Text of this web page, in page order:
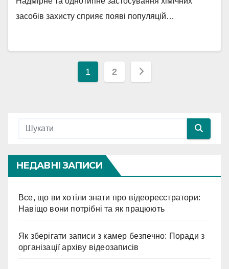
засобів захисту сприяє появі популяцій…
Навігація
1 2
НЕДАВНІ ЗАПИСИ
Все, що ви хотіли знати про відеореєстратори:
Навіщо вони потрібні та як працюють
Як зберігати записи з камер безпечно: Поради з
організації архіву відеозаписів